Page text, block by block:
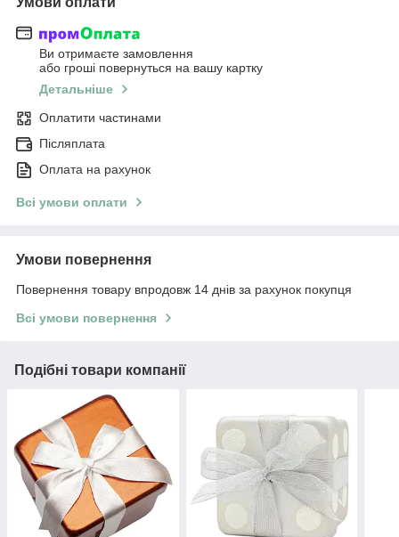
Ви отримаєте замовлення
або гроші повернуться на вашу картку
Детальніше
Оплатити частинами
Післяплата
Оплата на рахунок
Всі умови оплати
Умови повернення
Повернення товару впродовж 14 днів за рахунок покупця
Всі умови повернення
Подібні товари компанії